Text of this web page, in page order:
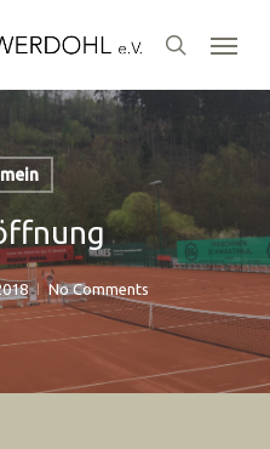
search
Menu
No Comments